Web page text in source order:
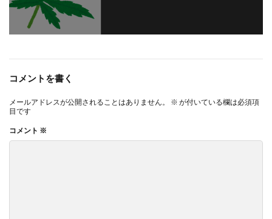
コメントを書く
メールアドレスが公開されることはありません。 ※ が付いている欄は必須項
目です
コメント ※